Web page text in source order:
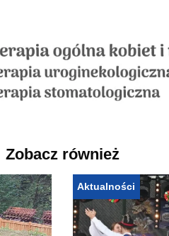
Zobacz również
Aktualności